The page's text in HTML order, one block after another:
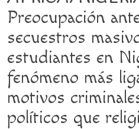
Preocupación
secuestros
estudiantes en
fenómeno más
motivos
políticos que